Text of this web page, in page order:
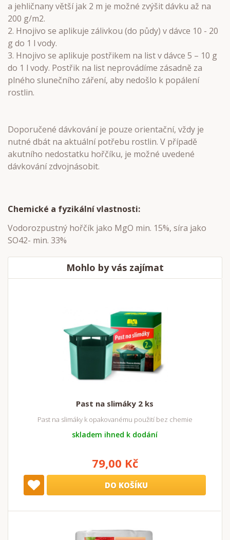
a jehličnany větší jak 2 m je možné zvýšit dávku až na
200 g/m2.
2. Hnojivo se aplikuje zálivkou (do půdy) v dávce 10 - 20
g do 1 l vody.
3. Hnojivo se aplikuje postřikem na list v dávce 5 – 10 g
do 1 l vody. Postřik na list neprovádíme zásadně za
plného slunečního záření, aby nedošlo k popálení
rostlin.
Doporučené dávkování je pouze orientační, vždy je
nutné dbát na aktuální potřebu rostlin. V případě
akutního nedostatku hořčíku, je možné uvedené
dávkování zdvojnásobit.
Chemické a fyzikální vlastnosti:
Vodorozpustný hořčík jako MgO min. 15%, síra jako
SO42- min. 33%
Mohlo by vás zajímat
Past na slimáky 2 ks
Past na slimáky k opakovanému použití bez chemie
skladem ihned k dodání
79,00 Kč
DO KOŠÍKU